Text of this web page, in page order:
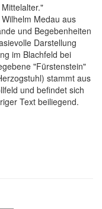
Medau aus
und Begebenheiten
Darstellung
im Blachfeld bei
"Fürstenstein"
stammt aus
und befindet sich
Text beiliegend.